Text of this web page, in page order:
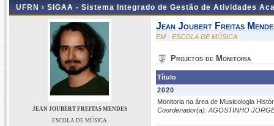
UFRN › SIGAA - Sistema Integrado de Gestão de Atividades
JEAN JOUBERT FREITAS MENDES
ESCOLA DE MÚSICA
Jean Joubert Freitas
EM - ESCOLA DE MÚSICA
Projetos de Monitoria
Título
2020
Monitoria na área de Musicologia
Coordenador(a): AGOSTINHO